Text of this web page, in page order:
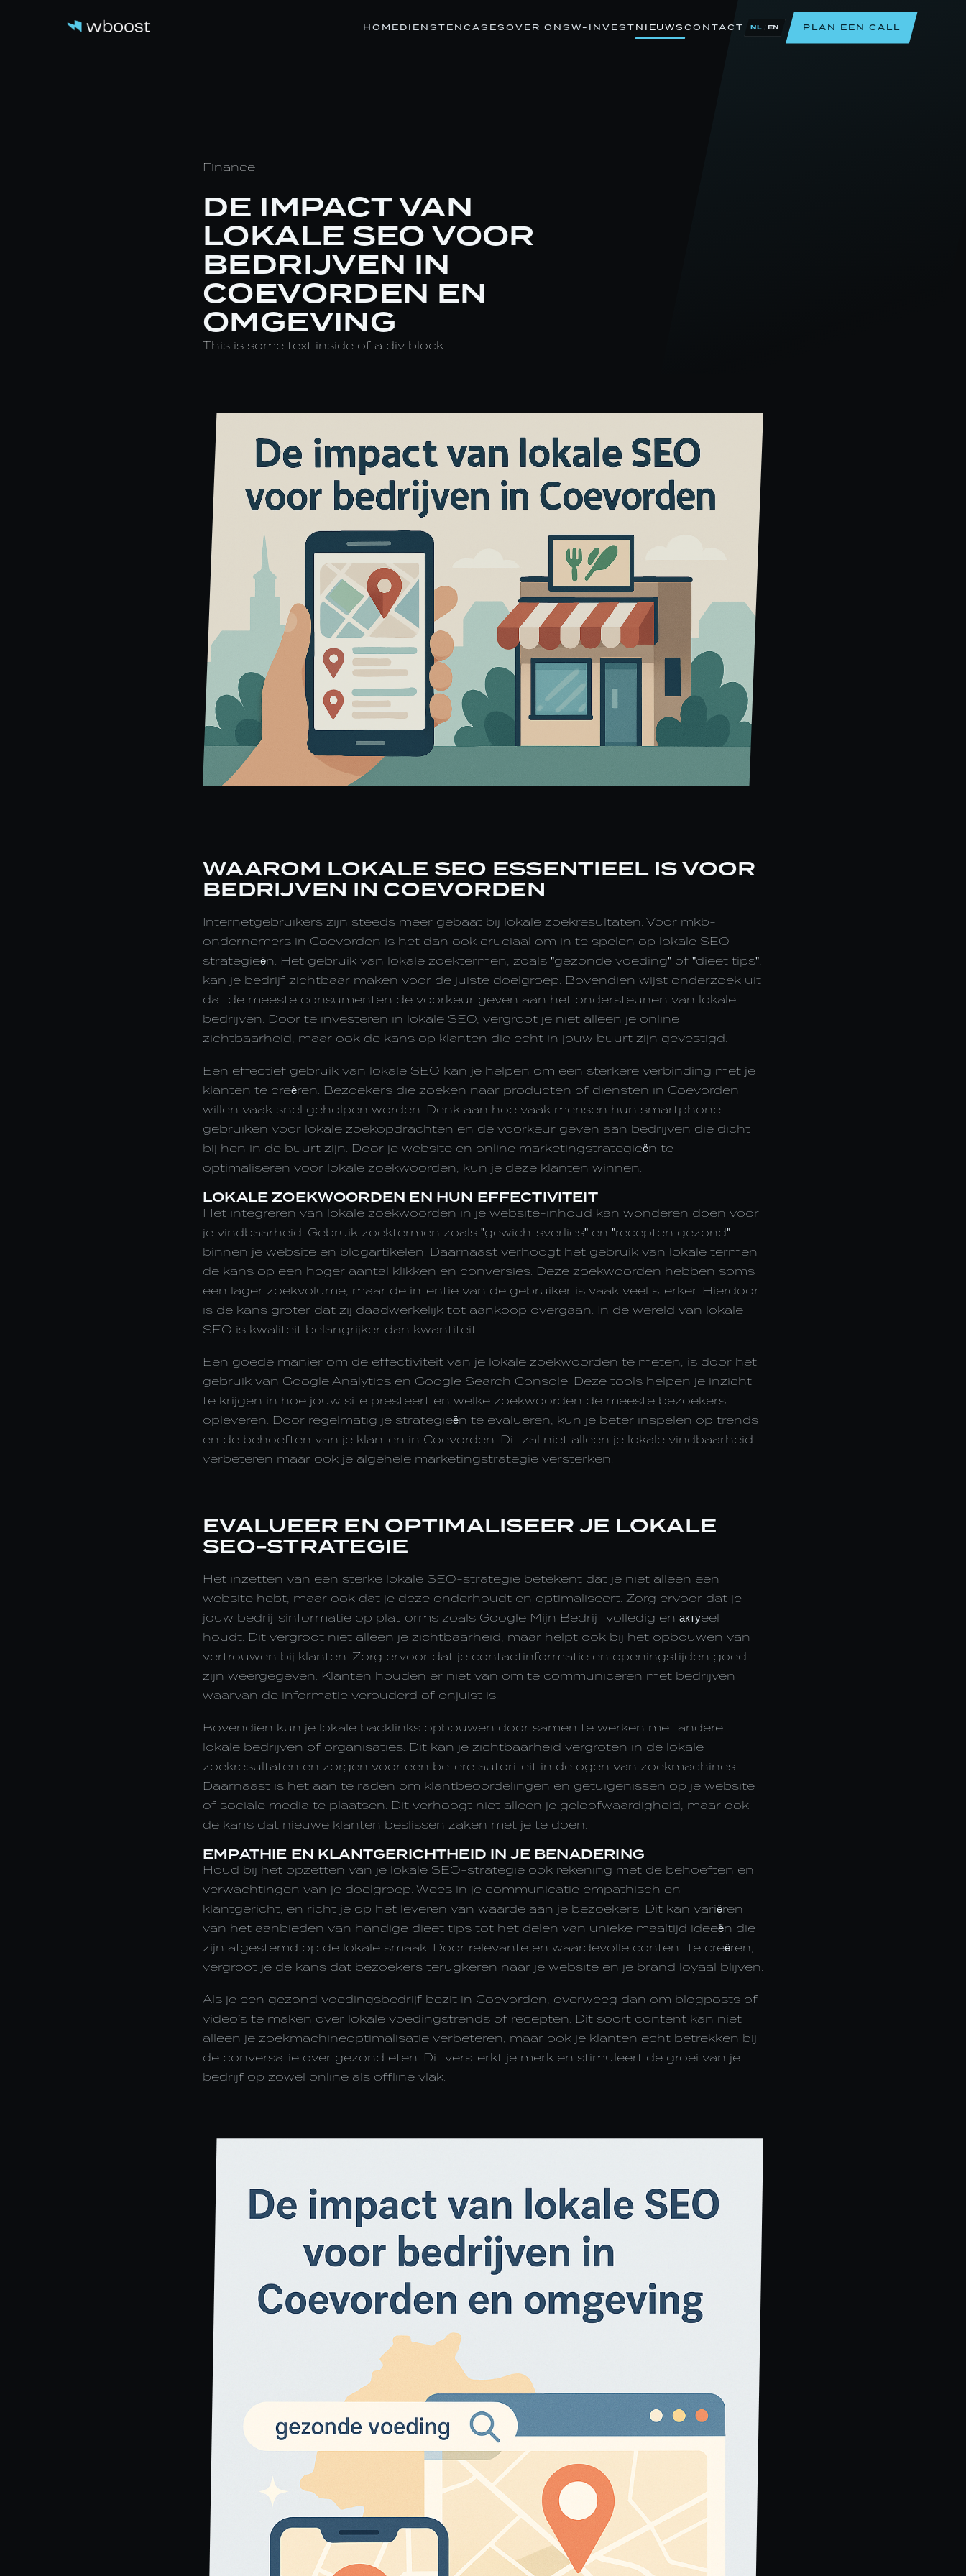
HOME DIENSTEN CASES OVER ONS W-INVEST NIEUWSCONTACT NL EN PLAN EEN CALL
Finance
DE IMPACT VAN
LOKALE SEO VOOR
BEDRIJVEN IN
COEVORDEN EN
OMGEVING
This is some text inside of a div block.
WAAROM LOKALE SEO ESSENTIEEL IS VOOR
BEDRIJVEN IN COEVORDEN
Internetgebruikers zijn steeds meer gebaat bij lokale zoekresultaten. Voor mkb-
ondernemers in Coevorden is het dan ook cruciaal om in te spelen op lokale SEO-
strategieën. Het gebruik van lokale zoektermen, zoals "gezonde voeding" of "dieet tips",
kan je bedrijf zichtbaar maken voor de juiste doelgroep. Bovendien wijst onderzoek uit
dat de meeste consumenten de voorkeur geven aan het ondersteunen van lokale
bedrijven. Door te investeren in lokale SEO, vergroot je niet alleen je online
zichtbaarheid, maar ook de kans op klanten die echt in jouw buurt zijn gevestigd.
Een effectief gebruik van lokale SEO kan je helpen om een sterkere verbinding met je
klanten te creëren. Bezoekers die zoeken naar producten of diensten in Coevorden
willen vaak snel geholpen worden. Denk aan hoe vaak mensen hun smartphone
gebruiken voor lokale zoekopdrachten en de voorkeur geven aan bedrijven die dicht
bij hen in de buurt zijn. Door je website en online marketingstrategieën te
optimaliseren voor lokale zoekwoorden, kun je deze klanten winnen.
LOKALE ZOEKWOORDEN EN HUN EFFECTIVITEIT
Het integreren van lokale zoekwoorden in je website-inhoud kan wonderen doen voor
je vindbaarheid. Gebruik zoektermen zoals "gewichtsverlies" en "recepten gezond"
binnen je website en blogartikelen. Daarnaast verhoogt het gebruik van lokale termen
de kans op een hoger aantal klikken en conversies. Deze zoekwoorden hebben soms
een lager zoekvolume, maar de intentie van de gebruiker is vaak veel sterker. Hierdoor
is de kans groter dat zij daadwerkelijk tot aankoop overgaan. In de wereld van lokale
SEO is kwaliteit belangrijker dan kwantiteit.
Een goede manier om de effectiviteit van je lokale zoekwoorden te meten, is door het
gebruik van Google Analytics en Google Search Console. Deze tools helpen je inzicht
te krijgen in hoe jouw site presteert en welke zoekwoorden de meeste bezoekers
opleveren. Door regelmatig je strategieën te evalueren, kun je beter inspelen op trends
en de behoeften van je klanten in Coevorden. Dit zal niet alleen je lokale vindbaarheid
verbeteren maar ook je algehele marketingstrategie versterken.
EVALUEER EN OPTIMALISEER JE LOKALE
SEO-STRATEGIE
Het inzetten van een sterke lokale SEO-strategie betekent dat je niet alleen een
website hebt, maar ook dat je deze onderhoudt en optimaliseert. Zorg ervoor dat je
jouw bedrijfsinformatie op platforms zoals Google Mijn Bedrijf volledig en актуeel
houdt. Dit vergroot niet alleen je zichtbaarheid, maar helpt ook bij het opbouwen van
vertrouwen bij klanten. Zorg ervoor dat je contactinformatie en openingstijden goed
zijn weergegeven. Klanten houden er niet van om te communiceren met bedrijven
waarvan de informatie verouderd of onjuist is.
Bovendien kun je lokale backlinks opbouwen door samen te werken met andere
lokale bedrijven of organisaties. Dit kan je zichtbaarheid vergroten in de lokale
zoekresultaten en zorgen voor een betere autoriteit in de ogen van zoekmachines.
Daarnaast is het aan te raden om klantbeoordelingen en getuigenissen op je website
of sociale media te plaatsen. Dit verhoogt niet alleen je geloofwaardigheid, maar ook
de kans dat nieuwe klanten beslissen zaken met je te doen.
EMPATHIE EN KLANTGERICHTHEID IN JE BENADERING
Houd bij het opzetten van je lokale SEO-strategie ook rekening met de behoeften en
verwachtingen van je doelgroep. Wees in je communicatie empathisch en
klantgericht, en richt je op het leveren van waarde aan je bezoekers. Dit kan variëren
van het aanbieden van handige dieet tips tot het delen van unieke maaltijd ideeën die
zijn afgestemd op de lokale smaak. Door relevante en waardevolle content te creëren,
vergroot je de kans dat bezoekers terugkeren naar je website en je brand loyaal blijven.
Als je een gezond voedingsbedrijf bezit in Coevorden, overweeg dan om blogposts of
video’s te maken over lokale voedingstrends of recepten. Dit soort content kan niet
alleen je zoekmachineoptimalisatie verbeteren, maar ook je klanten echt betrekken bij
de conversatie over gezond eten. Dit versterkt je merk en stimuleert de groei van je
bedrijf op zowel online als offline vlak.